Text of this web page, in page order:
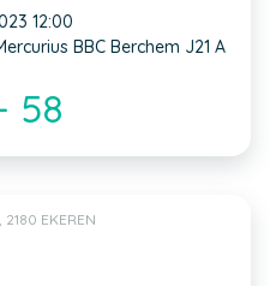
12:00
BBC Berchem J21 A
58
2180 EKEREN